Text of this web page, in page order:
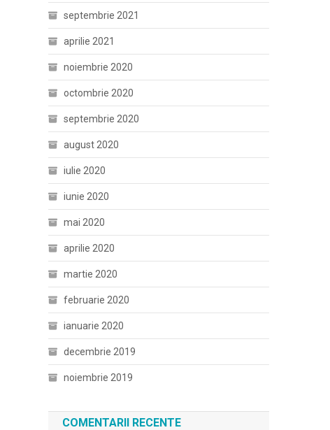
septembrie 2021
aprilie 2021
noiembrie 2020
octombrie 2020
septembrie 2020
august 2020
iulie 2020
iunie 2020
mai 2020
aprilie 2020
martie 2020
februarie 2020
ianuarie 2020
decembrie 2019
noiembrie 2019
COMENTARII RECENTE